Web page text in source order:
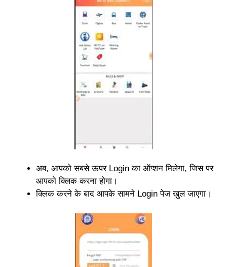
अब, आपको सबसे ऊपर Login का ऑप्शन मिलेगा, जिस पर
आपको क्लिक करना होगा।
क्लिक करने के बाद आपके सामने Login पेज खुल जाएगा।